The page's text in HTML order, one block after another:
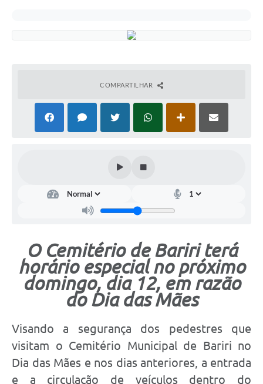
COMPARTILHAR
O Cemitério de Bariri terá
horário especial no próximo
domingo, dia 12, em razão
do Dia das Mães
Visando a segurança dos pedestres que
visitam o Cemitério Municipal de Bariri no
Dia das Mães e nos dias anteriores, a entrada
e a circulação de veículos dentro do